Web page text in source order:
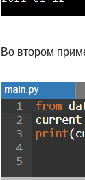
Во втором